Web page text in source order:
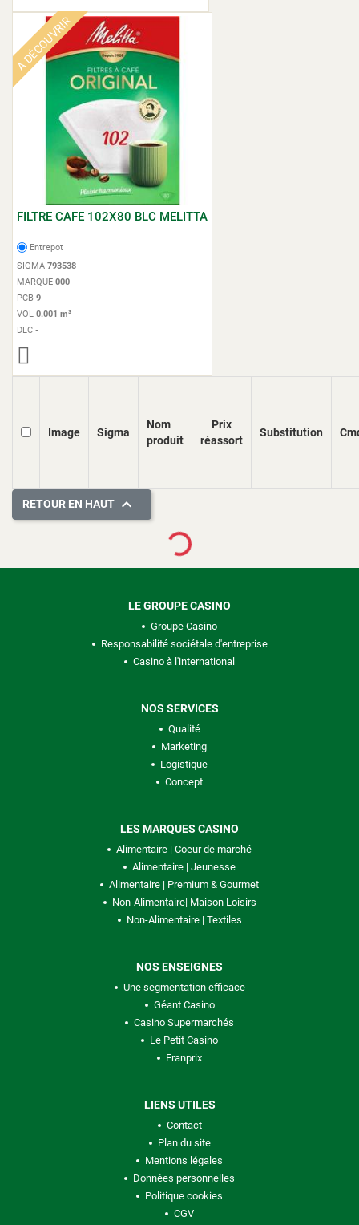
A DÉCOUVRIR
FILTRE CAFE 102X80 BLC MELITTA
Entrepot
SIGMA 793538
MARQUE 000
PCB 9
VOL 0.001 m³
DLC -
Image Sigma
Nom
produit
Prix
réassort
Substitution
RETOUR EN HAUT  Loading...
LE GROUPE CASINO
Groupe Casino
Responsabilité sociétale d'entreprise
Casino à l'international
NOS SERVICES
Qualité
Marketing
Logistique
Concept
LES MARQUES CASINO
Alimentaire | Coeur de marché
Alimentaire | Jeunesse
Alimentaire | Premium & Gourmet
Non-Alimentaire| Maison Loisirs
Non-Alimentaire | Textiles
NOS ENSEIGNES
Une segmentation efficace
Géant Casino
Casino Supermarchés
Le Petit Casino
Franprix
LIENS UTILES
Contact
Plan du site
Mentions légales
Données personnelles
Politique cookies
CGV